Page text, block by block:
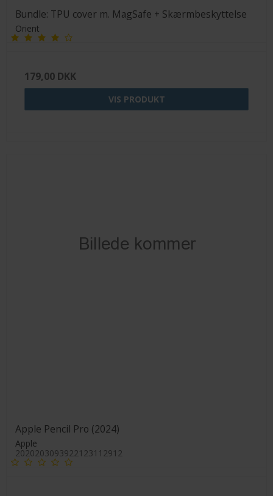
Bundle: TPU cover m. MagSafe + Skærmbeskyttelse
Orient
179,00 DKK
VIS PRODUKT
Apple Pencil Pro (2024)
Apple
2020203093922123112912